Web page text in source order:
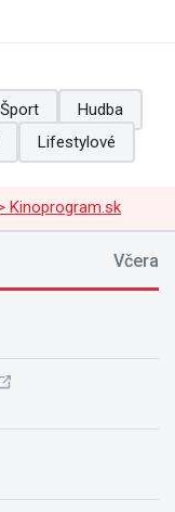
Šport
Hudba
Lifestylové
Kinoprogram.sk
Včera